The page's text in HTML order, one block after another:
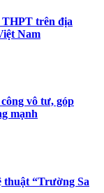
THPT trên địa
Nam
vô tư, góp
mạnh
thuật “Trường Sa